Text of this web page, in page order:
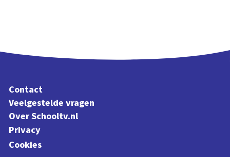
Contact
Veelgestelde vragen
Over Schooltv.nl
Privacy
Cookies